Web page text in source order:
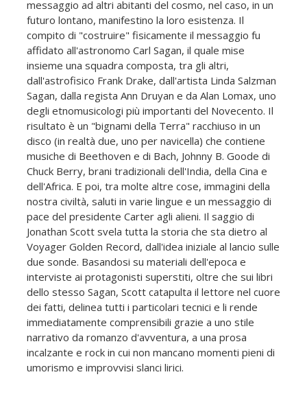
messaggio ad altri abitanti del cosmo, nel caso, in un
futuro lontano, manifestino la loro esistenza. Il
compito di "costruire" fisicamente il messaggio fu
affidato all'astronomo Carl Sagan, il quale mise
insieme una squadra composta, tra gli altri,
dall'astrofisico Frank Drake, dall'artista Linda Salzman
Sagan, dalla regista Ann Druyan e da Alan Lomax, uno
degli etnomusicologi più importanti del Novecento. Il
risultato è un "bignami della Terra" racchiuso in un
disco (in realtà due, uno per navicella) che contiene
musiche di Beethoven e di Bach, Johnny B. Goode di
Chuck Berry, brani tradizionali dell'India, della Cina e
dell'Africa. E poi, tra molte altre cose, immagini della
nostra civiltà, saluti in varie lingue e un messaggio di
pace del presidente Carter agli alieni. Il saggio di
Jonathan Scott svela tutta la storia che sta dietro al
Voyager Golden Record, dall'idea iniziale al lancio sulle
due sonde. Basandosi su materiali dell'epoca e
interviste ai protagonisti superstiti, oltre che sui libri
dello stesso Sagan, Scott catapulta il lettore nel cuore
dei fatti, delinea tutti i particolari tecnici e li rende
immediatamente comprensibili grazie a uno stile
narrativo da romanzo d'avventura, a una prosa
incalzante e rock in cui non mancano momenti pieni di
umorismo e improvvisi slanci lirici.